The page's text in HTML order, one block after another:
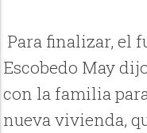
Para finalizar, el
Escobedo May
con la familia
nueva vivienda,